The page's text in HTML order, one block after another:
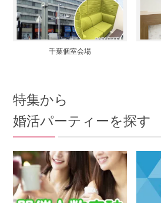
千葉個室会場
特集から
婚活パーティーを探す